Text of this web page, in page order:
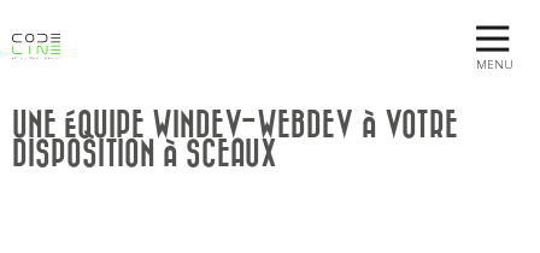
MENU
UNE ÉQUIPE WINDEV-WEBDEV À VOTRE
DISPOSITION À SCEAUX